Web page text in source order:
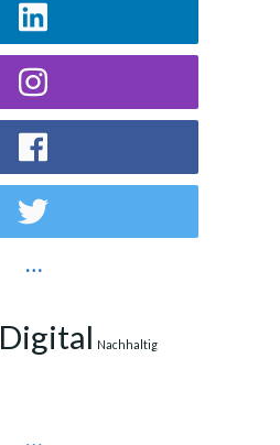
…
Digital Nachhaltig
…